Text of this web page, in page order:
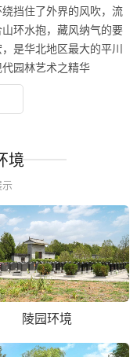
挡住了外界的风吹，流
环水抱，藏风纳气的要
是华北地区最大的平川
园林艺术之精华
境
陵园环境